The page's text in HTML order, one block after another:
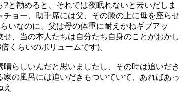
と勧めると、それでは夜眠れないと云いだしま
ョー、助手席には父、その膝の上に母を座らせ
いなのに、父は母の体重に耐えかねギブアッ
、当の本人たちは自分たち自身のことがおかし
くらいのボリュームです)。
らしいんだと思いましたし、その時は追いだき
の風呂には追いだきもついていて、あればあっ